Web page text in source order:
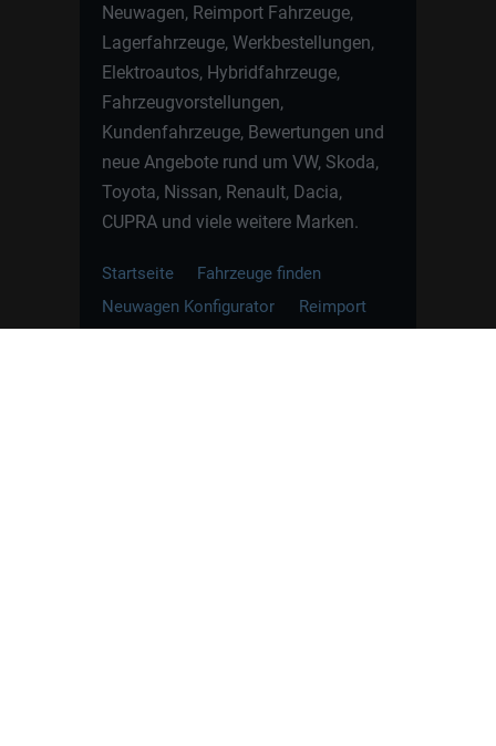
Neuwagen, Reimport Fahrzeuge,
Lagerfahrzeuge, Werkbestellungen,
Elektroautos, Hybridfahrzeuge,
Fahrzeugvorstellungen,
Kundenfahrzeuge, Bewertungen und
neue Angebote rund um VW, Skoda,
Toyota, Nissan, Renault, Dacia,
CUPRA und viele weitere Marken.
Startseite
Fahrzeuge finden
Neuwagen Konfigurator
Reimport